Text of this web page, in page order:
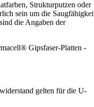
Strukturputzen oder
sein um die
die Angaben der
Gipsfaser-Platten -
gelten für die U-